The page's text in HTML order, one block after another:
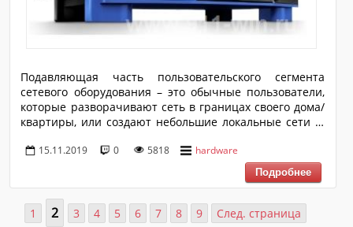
Подавляющая часть пользовательского сегмента
сетевого оборудования – это обычные пользователи,
которые разворачивают сеть в границах своего дома/
квартиры, или создают небольшие локальные сети (в
Именно для этого сегмента производители
маршрутизаторов/роутеров, по большей части,
адаптируют выпуск своего оборудования, который был
бы прост в обращении и стабильным в работе.
Подобные факторы не могут не сказаться на
15.11.2019 0 5818 hardware
1 2 3 4 5 6 7 8 9 След. страница